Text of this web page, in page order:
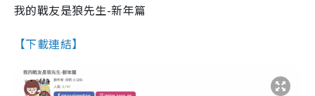
我的戰友是狼先生-新年篇
【下載連結】